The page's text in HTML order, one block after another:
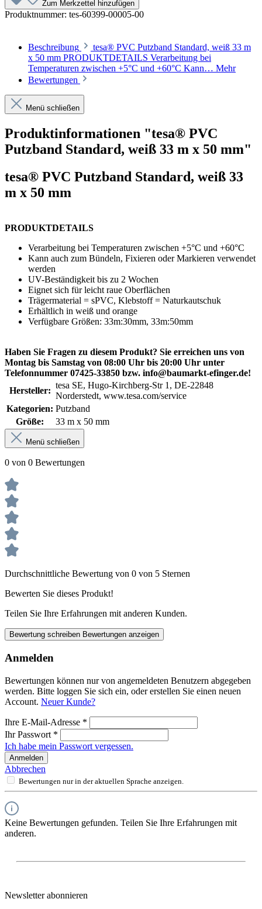
Zum Merkzettel hinzufügen
Produktnummer: tes-60399-00005-00
Beschreibung
tesa® PVC Putzband Standard, weiß 33 m
x 50 mm PRODUKTDETAILS Verarbeitung bei
Temperaturen zwischen +5°C und +60°C Kann… Mehr
Bewertungen
Menü schließen
Produktinformationen "tesa® PVC
Putzband Standard, weiß 33 m x 50 mm"
tesa® PVC Putzband Standard, weiß 33
m x 50 mm
PRODUKTDETAILS
Verarbeitung bei Temperaturen zwischen +5°C und +60°C
Kann auch zum Bündeln, Fixieren oder Markieren verwendet
werden
UV-Beständigkeit bis zu 2 Wochen
Eignet sich für leicht raue Oberflächen
Trägermaterial = sPVC, Klebstoff = Naturkautschuk
Erhältlich in weiß und orange
Verfügbare Größen: 33m:30mm, 33m:50mm
Haben Sie Fragen zu diesem Produkt? Sie erreichen uns von
Montag bis Samstag von 08:00 Uhr bis 20:00 Uhr unter
Telefonnummer 07425-33850 bzw. info@baumarkt-efinger.de!
Hersteller:
tesa SE, Hugo-Kirchberg-Str 1, DE-22848
Norderstedt, www.tesa.com/service
Kategorien: Putzband
Größe:
33 m x 50 mm
Menü schließen
0 von 0 Bewertungen
Durchschnittliche Bewertung von 0 von 5 Sternen
Bewerten Sie dieses Produkt!
Teilen Sie Ihre Erfahrungen mit anderen Kunden.
Bewertung schreiben Bewertungen anzeigen
Anmelden
Bewertungen können nur von angemeldeten Benutzern abgegeben
werden. Bitte loggen Sie sich ein, oder erstellen Sie einen neuen
Account. Neuer Kunde?
Ihre E-Mail-Adresse *
Ihr Passwort *
Ich habe mein Passwort vergessen.
Anmelden
Abbrechen
Bewertungen nur in der aktuellen Sprache anzeigen.
Keine Bewertungen gefunden. Teilen Sie Ihre Erfahrungen mit
anderen.
Newsletter abonnieren